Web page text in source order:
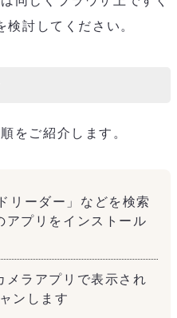
検討してください。
をご紹介します。
ーダー」などを検索
アプリをインストール
メラアプリで表示され
ンします